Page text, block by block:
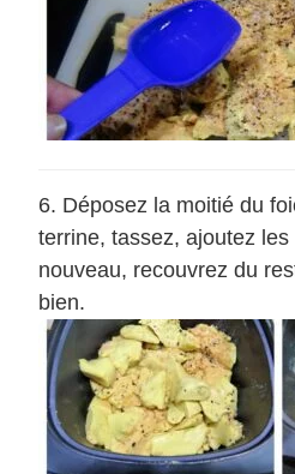
Déposez la moitié du
terrine, tassez, ajoutez
nouveau, recouvrez du
bien.